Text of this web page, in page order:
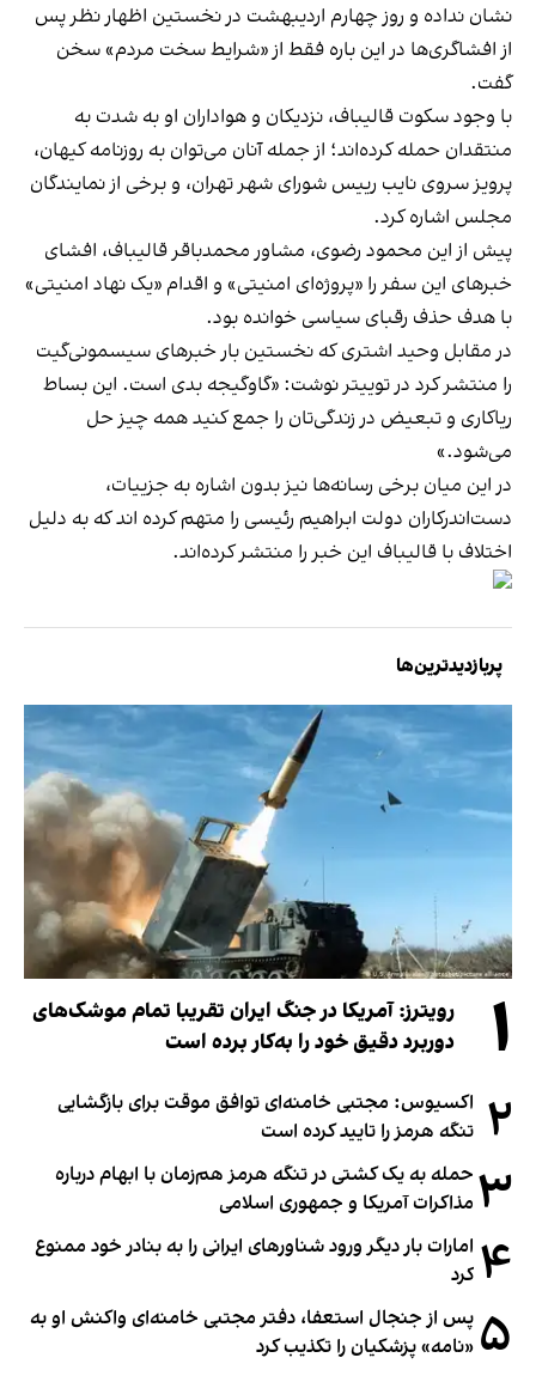
نشان نداده و روز چهارم اردیبهشت در نخستین اظهار نظر پس
از افشاگری‌ها در این باره فقط از «شرایط سخت مردم» سخن
گفت.
با وجود سکوت قالیباف، نزدیکان و هواداران او به شدت به
منتقدان حمله کرده‌اند؛ از جمله آنان می‌توان به روزنامه کیهان،
پرویز سروی نایب رییس شورای شهر تهران، و برخی از نمایندگان
مجلس اشاره کرد.
پیش از این محمود رضوی، مشاور محمدباقر قالیباف، افشای
خبرهای این سفر را «پروژه‌ای امنیتی» و اقدام «یک نهاد امنیتی»
با هدف حذف رقبای سیاسی خوانده بود.
در مقابل وحید اشتری که نخستین بار خبرهای سیسمونی‌گیت
را منتشر کرد در توییتر نوشت: «گاوگیجه بدی است. این بساط
ریاکاری و تبعیض در زندگی‌تان را جمع کنید همه چیز حل
می‌شود.»
در این میان برخی رسانه‌ها نیز بدون اشاره به جزییات،
دست‌اندرکاران دولت ابراهیم رئیسی را متهم کرده اند که به دلیل
اختلاف با قالیباف این خبر را منتشر کرده‌اند.
پربازدیدترین‌ها
۱
رویترز: آمریکا در جنگ ایران تقریبا تمام موشک‌های
دوربرد دقیق خود را به‌کار برده است
۲ اکسیوس: مجتبی خامنه‌ای توافق موقت برای بازگشایی
تنگه هرمز را تایید کرده است
۳ حمله به یک کشتی در تنگه هرمز هم‌زمان با ابهام درباره
مذاکرات آمریکا و جمهوری اسلامی
۴ امارات بار دیگر ورود شناورهای ایرانی را به بنادر خود ممنوع
کرد
۵ پس از جنجال استعفا، دفتر مجتبی خامنه‌ای واکنش او به
«نامه» پزشکیان را تکذیب کرد